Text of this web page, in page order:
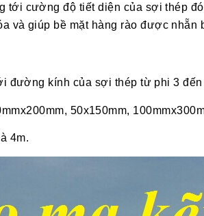
tới cường độ tiết diện của sợi thép
và giúp bề mặt hàng rào được nhẵn
kính của sợi thép từ phi 3 đến
50x150mm,
4m.